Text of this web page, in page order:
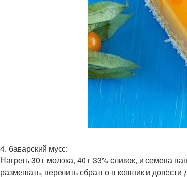
4. баварский мусс:
Нагреть 30 г молока, 40 г 33% сливок, и семена
размешать, перелить обратно в ковшик и довести